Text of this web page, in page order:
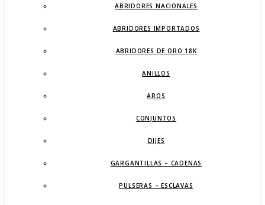
ABRIDORES NACIONALES
ABRIDORES IMPORTADOS
ABRIDORES DE ORO 18K
ANILLOS
AROS
CONJUNTOS
DIJES
GARGANTILLAS – CADENAS
PULSERAS – ESCLAVAS